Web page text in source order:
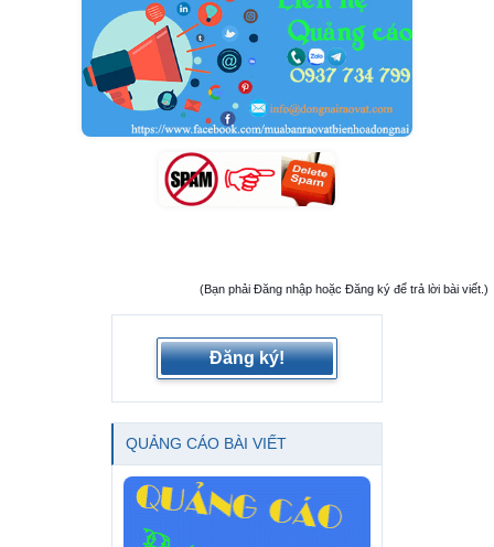
(Bạn phải Đăng nhập hoặc Đăng ký để trả lời bài viết.)
Đăng ký!
QUẢNG CÁO BÀI VIẾT